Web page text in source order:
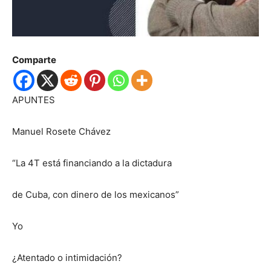
Comparte
APUNTES
Manuel Rosete Chávez
“La 4T está financiando a la dictadura
de Cuba, con dinero de los mexicanos”
Yo
¿Atentado o intimidación?